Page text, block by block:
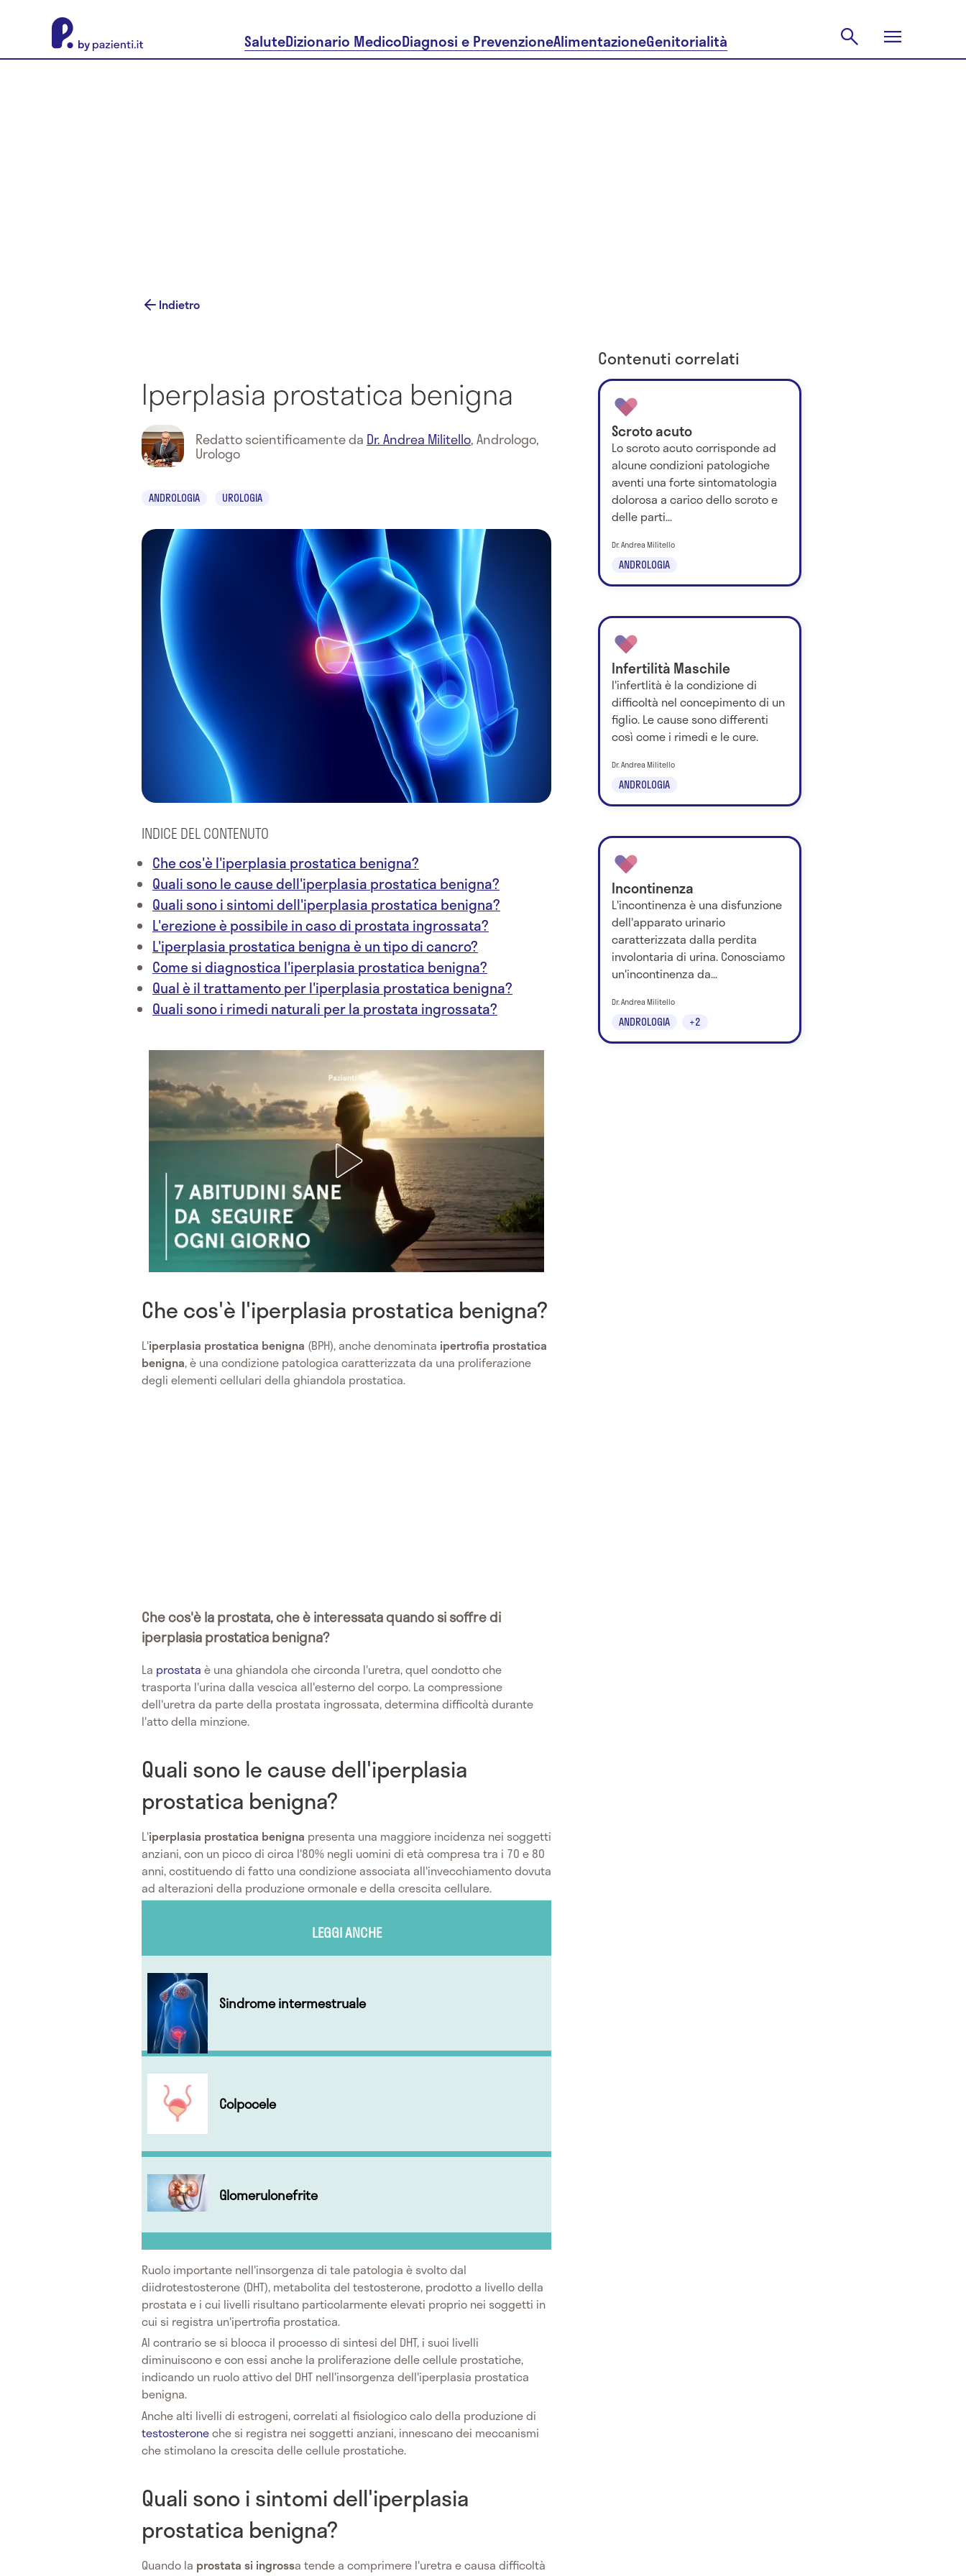
SaluteDizionario MedicoDiagnosi e PrevenzioneAlimentazioneGenitorialità
Indietro
Iperplasia prostatica benigna
Redatto scientificamente da Dr. Andrea Militello,Andrologo,
Urologo
ANDROLOGIA UROLOGIA
INDICE DEL CONTENUTO
Che cos'è l'iperplasia prostatica benigna?
Quali sono le cause dell'iperplasia prostatica benigna?
Quali sono i sintomi dell'iperplasia prostatica benigna?
L'erezione è possibile in caso di prostata ingrossata?
L'iperplasia prostatica benigna è un tipo di cancro?
Come si diagnostica l'iperplasia prostatica benigna?
Qual è il trattamento per l'iperplasia prostatica benigna?
Quali sono i rimedi naturali per la prostata ingrossata?
Che cos'è l'iperplasia prostatica benigna?
L'iperplasia prostatica benigna (BPH), anche denominata ipertrofia prostatica
benigna, è una condizione patologica caratterizzata da una proliferazione
degli elementi cellulari della ghiandola prostatica.
Che cos'è la prostata, che è interessata quando si soffre di
iperplasia prostatica benigna?
La prostata è una ghiandola che circonda l'uretra, quel condotto che
trasporta l'urina dalla vescica all'esterno del corpo. La compressione
dell'uretra da parte della prostata ingrossata, determina difficoltà durante
l'atto della minzione.
Quali sono le cause dell'iperplasia
prostatica benigna?
L'iperplasia prostatica benigna presenta una maggiore incidenza nei soggetti
anziani, con un picco di circa l'80% negli uomini di età compresa tra i 70 e 80
anni, costituendo di fatto una condizione associata all'invecchiamento dovuta
ad alterazioni della produzione ormonale e della crescita cellulare.
LEGGI ANCHE
Sindrome intermestruale
Colpocele
Glomerulonefrite
Ruolo importante nell'insorgenza di tale patologia è svolto dal
diidrotestosterone (DHT), metabolita del testosterone, prodotto a livello della
prostata e i cui livelli risultano particolarmente elevati proprio nei soggetti in
cui si registra un'ipertrofia prostatica.
Al contrario se si blocca il processo di sintesi del DHT, i suoi livelli
diminuiscono e con essi anche la proliferazione delle cellule prostatiche,
indicando un ruolo attivo del DHT nell'insorgenza dell'iperplasia prostatica
benigna.
Anche alti livelli di estrogeni, correlati al fisiologico calo della produzione di
testosteroneche si registra nei soggetti anziani, innescano dei meccanismi
che stimolano la crescita delle cellule prostatiche.
Quali sono i sintomi dell'iperplasia
prostatica benigna?
Quando la prostata si ingrossa tende a comprimere l'uretra e causa difficoltà
Contenuti correlati
Scroto acuto
Lo scroto acuto corrisponde ad
alcune condizioni patologiche
aventi una forte sintomatologia
dolorosa a carico dello scroto e
delle parti...
ANDROLOGIA
Dr. Andrea Militello
Infertilità Maschile
l'infertlità è la condizione di
difficoltà nel concepimento di un
figlio. Le cause sono differenti
così come i rimedi e le cure.
ANDROLOGIA
Dr. Andrea Militello
Incontinenza
L'incontinenza è una disfunzione
dell'apparato urinario
caratterizzata dalla perdita
involontaria di urina. Conosciamo
un'incontinenza da...
ANDROLOGIA +2
Dr. Andrea Militello